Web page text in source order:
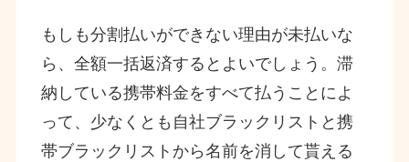
もしも分割払いができない理由が未払いな
ら、全額一括返済するとよいでしょう。滞
納している携帯料金をすべて払うことによ
って、少なくとも自社ブラックリストと携
帯ブラックリストから名前を消して貰える